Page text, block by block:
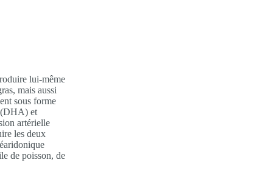
lui-même
mais aussi
sous forme
(DHA) et
artérielle
les deux
de poisson, de